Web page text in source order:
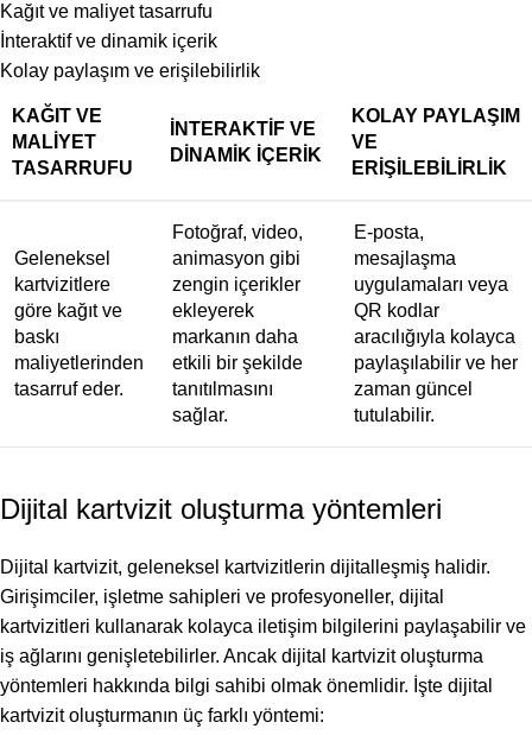
Kağıt ve maliyet tasarrufu
İnteraktif ve dinamik içerik
Kolay paylaşım ve erişilebilirlik
KAĞIT VE
MALIYET
TASARRUFU
İNTERAKTIF VE
DINAMIK İÇERIK
KOLAY PAYLAŞIM
VE
ERIŞILEBILIRLIK
Geleneksel
kartvizitlere
göre kağıt ve
baskı
maliyetlerinden
tasarruf eder.
Fotoğraf, video,
animasyon gibi
zengin içerikler
ekleyerek
markanın daha
etkili bir şekilde
tanıtılmasını
sağlar.
E-posta,
mesajlaşma
uygulamaları veya
QR kodlar
aracılığıyla kolayca
paylaşılabilir ve her
zaman güncel
tutulabilir.
Dijital kartvizit oluşturma yöntemleri
Dijital kartvizit, geleneksel kartvizitlerin dijitalleşmiş halidir.
Girişimciler, işletme sahipleri ve profesyoneller, dijital
kartvizitleri kullanarak kolayca iletişim bilgilerini paylaşabilir ve
iş ağlarını genişletebilirler. Ancak dijital kartvizit oluşturma
yöntemleri hakkında bilgi sahibi olmak önemlidir. İşte dijital
kartvizit oluşturmanın üç farklı yöntemi: